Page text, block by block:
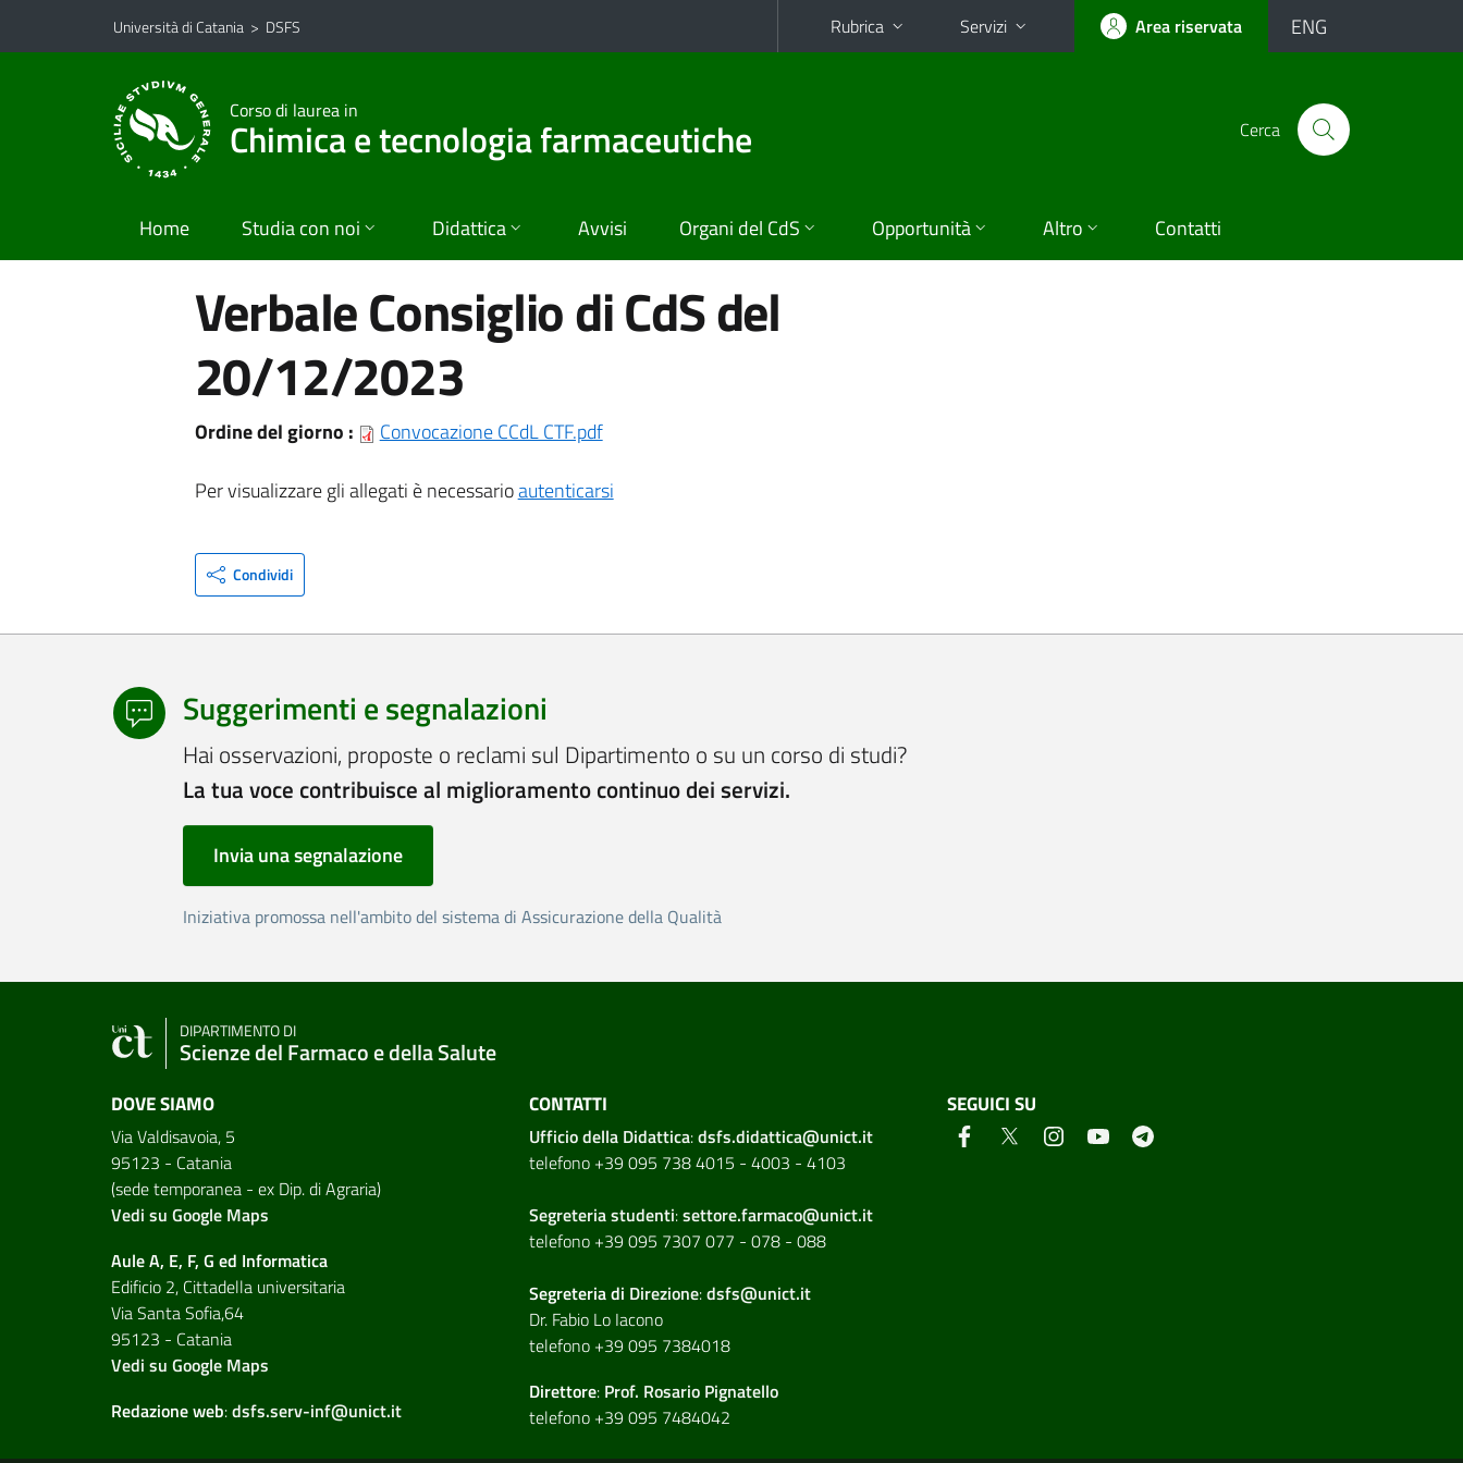
Vai al contenuto principale
Vai al menu di navigazione
Università di Catania > DSFS Rubrica Servizi Area riservata ENG
Corso di laurea in
Chimica e tecnologia farmaceutiche Cerca
Home Studia con noi Didattica Avvisi Organi del CdS Opportunità Altro Contatti
Verbale Consiglio di CdS del
20/12/2023
Ordine del giorno :
Convocazione CCdL CTF.pdf
Per visualizzare gli allegati è necessarioautenticarsi
Condividi
Suggerimenti e segnalazioni
Hai osservazioni, proposte o reclami sul Dipartimento o su un corso di studi?
La tua voce contribuisce al miglioramento continuo dei servizi.
Invia una segnalazione
Iniziativa promossa nell'ambito del sistema di Assicurazione della Qualità
DIPARTIMENTO DI
Scienze del Farmaco e della Salute
DOVE SIAMO
Via Valdisavoia, 5
95123 - Catania
(sede temporanea - ex Dip. di Agraria)
Vedi su Google Maps
Aule A, E, F, G ed Informatica
Edificio 2, Cittadella universitaria
Via Santa Sofia,64
95123 - Catania
Vedi su Google Maps
Redazione web:dsfs.serv-inf@unict.it
CONTATTI
Ufficio della Didattica:dsfs.didattica@unict.it
telefono +39 095 738 4015 - 4003 - 4103
Segreteria studenti:settore.farmaco@unict.it
telefono +39 095 7307 077 - 078 - 088
Segreteria di Direzione:dsfs@unict.it
Dr. Fabio Lo Iacono
telefono +39 095 7384018
Direttore: Prof. Rosario Pignatello
telefono +39 095 7484042
SEGUICI SU